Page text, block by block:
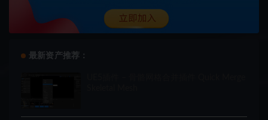
最新资产推荐：